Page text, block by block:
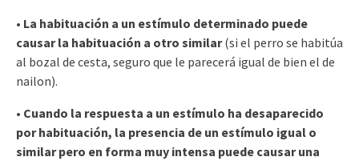
• La habituación a un estímulo determinado puede
causar la habituación a otro similar(si el perro se habitúa
al bozal de cesta, seguro que le parecerá igual de bien el de
nailon).
• Cuando la respuesta a un estímulo ha desaparecido
por habituación, la presencia de un estímulo igual o
similar pero en forma muy intensa puede causar una